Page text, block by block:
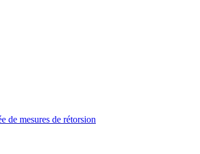
de mesures de rétorsion